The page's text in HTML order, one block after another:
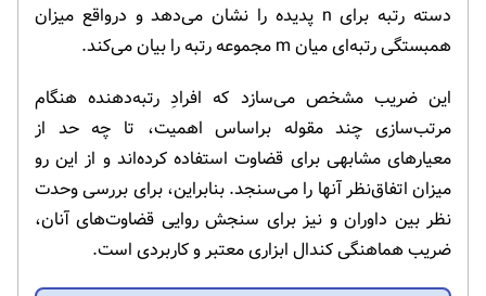
دسته رتبه برای n پدیده را نشان می‌دهد و درواقع میزان
همبستگی رتبه‌ای میان m مجموعه رتبه را بیان می‌کند.
این ضریب مشخص می‌سازد که افرادِ رتبه‌دهنده هنگام
مرتب‌سازی چند مقوله براساس اهمیت، تا چه حد از
معیارهای مشابهی برای قضاوت استفاده کرده‌اند و از این رو
میزان اتفاق‌نظر آنها را می‌سنجد. بنابراین، برای بررسی وحدت
نظر بین داوران و نیز برای سنجش روایی قضاوت‌های آنان،
ضریب هماهنگی کندال ابزاری معتبر و کاربردی است.